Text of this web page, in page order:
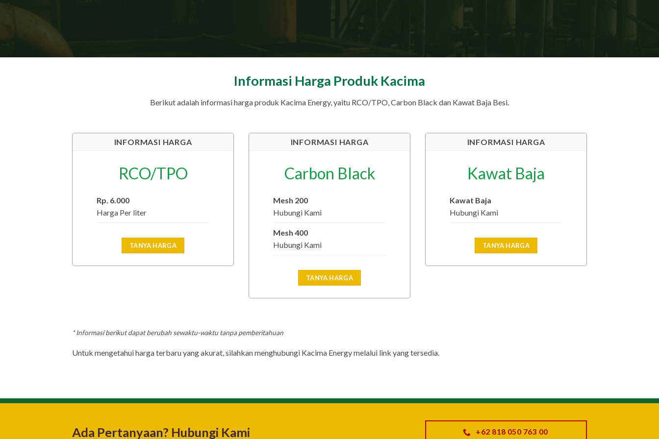
Informasi Harga Produk Kacima
Berikut adalah informasi harga produk Kacima Energy, yaitu RCO/TPO, Carbon Black dan Kawat Baja Besi.
INFORMASI HARGA
RCO/TPO
Rp. 6.000
Harga Per liter
TANYA HARGA
INFORMASI HARGA
Carbon Black
Mesh 200
Hubungi Kami
Mesh 400
Hubungi Kami
TANYA HARGA
INFORMASI HARGA
Kawat Baja
Kawat Baja
Hubungi Kami
TANYA HARGA
* Informasi berikut dapat berubah sewaktu-waktu tanpa pemberitahuan
Untuk mengetahui harga terbaru yang akurat, silahkan menghubungi Kacima Energy melalui link yang tersedia.
Ada Pertanyaan? Hubungi Kami +62 818 050 763 00